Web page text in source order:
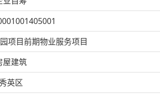
项目前期物业服务项目
屋建筑
英区